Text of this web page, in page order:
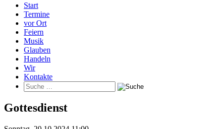
Start
Termine
vor Ort
Feiern
Musik
Glauben
Handeln
Wir
Kontakte
Gottesdienst